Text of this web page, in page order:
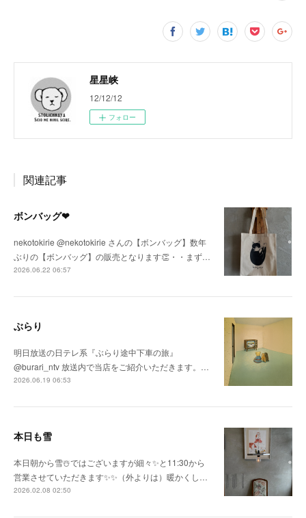
星星峡
12/12/12
フォロー
関連記事
ボンバッグ❤
nekotokirie @nekotokirie さんの【ボンバッグ】数年
ぶりの【ボンバッグ】の販売となります👏・・まず…
2026.06.22 06:57
ぶらり
明日放送の日テレ系『ぶらり途中下車の旅』
@burari_ntv 放送内で当店をご紹介いただきます。…
2026.06.19 06:53
本日も雪
本日朝から雪☃️ではございますが細々✨と11:30から
営業させていただきます✨✨（外よりは）暖かくし…
2026.02.08 02:50